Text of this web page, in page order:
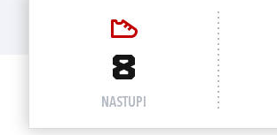
8
NASTUPI